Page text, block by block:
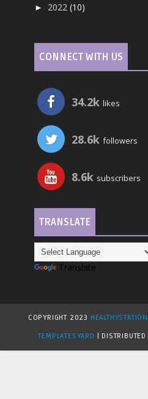
► 2022(10)
CONNECT WITH US
34.2k likes
28.6k followers
8.6k subscribers
TRANSLATE
Translate
COPYRIGHT 2023
TEMPLATESYARD
|